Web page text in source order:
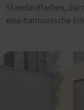
Standardfarben, die
eine harmonische